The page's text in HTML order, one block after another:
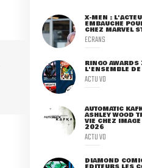
X-MEN :
EMBAUCHÉ
CHEZ MARVEL
ECRANS
RINGO
L'ENSEMBLE
ACTU VO
AUTOMATIC
ASHLEY WOOD
VIE CHEZ
2026
ACTU VO
DIAMOND